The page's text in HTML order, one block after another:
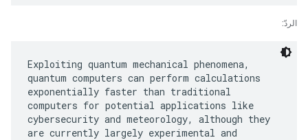
الردّ:
Exploiting quantum mechanical phenomena,
quantum computers can perform calculations
exponentially faster than traditional
computers for potential applications like
cybersecurity and meteorology, although they
are currently largely experimental and